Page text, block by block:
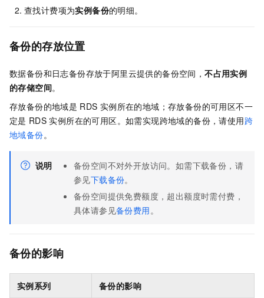
查找计费项为实例备份的明细。
备份的存放位置
数据备份和日志备份存放于阿里云提供的备份空间，不占用实例
的存储空间。
存放备份的地域是 RDS 实例所在的地域；存放备份的可用区不一
定是 RDS 实例所在的可用区。如需实现跨地域的备份，请使用跨
地域备份。
说明
备份空间不对外开放访问。如需下载备份，请
参见下载备份。
备份空间提供免费额度，超出额度时需付费，
具体请参见备份费用 。
备份的影响
实例系列 备份的影响